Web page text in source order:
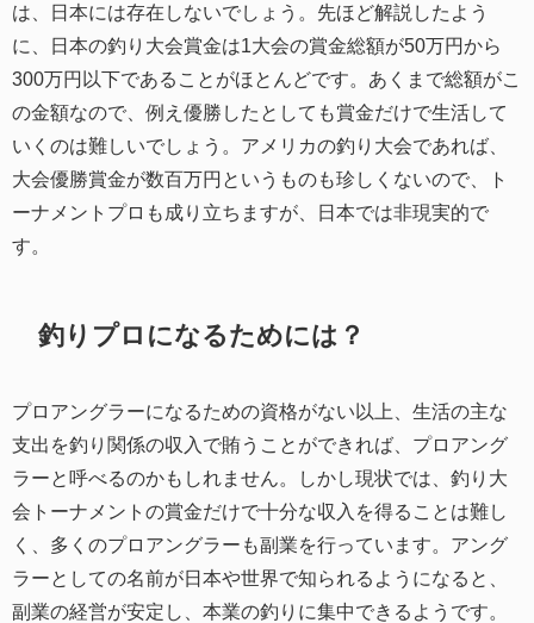
は、日本には存在しないでしょう。先ほど解説したよう
に、日本の釣り大会賞金は1大会の賞金総額が50万円から
300万円以下であることがほとんどです。あくまで総額がこ
の金額なので、例え優勝したとしても賞金だけで生活して
いくのは難しいでしょう。アメリカの釣り大会であれば、
大会優勝賞金が数百万円というものも珍しくないので、ト
ーナメントプロも成り立ちますが、日本では非現実的で
す。
釣りプロになるためには？
プロアングラーになるための資格がない以上、生活の主な
支出を釣り関係の収入で賄うことができれば、プロアング
ラーと呼べるのかもしれません。しかし現状では、釣り大
会トーナメントの賞金だけで十分な収入を得ることは難し
く、多くのプロアングラーも副業を行っています。アング
ラーとしての名前が日本や世界で知られるようになると、
副業の経営が安定し、本業の釣りに集中できるようです。